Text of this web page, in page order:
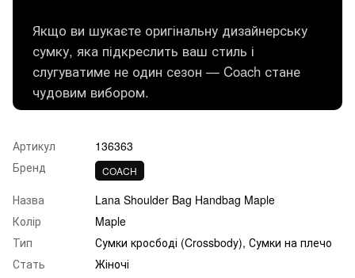
Якщо ви шукаєте оригінальну дизайнерську
сумку, яка підкреслить ваш стиль і
слугуватиме не один сезон — Coach стане
чудовим вибором.
Артикул
136363
Бренд
COACH
Назва
Lana Shoulder Bag Handbag Maple
Колір
Maple
Тип
Сумки кросбоді (Crossbody), Сумки на плечо
Стать
Жіночі